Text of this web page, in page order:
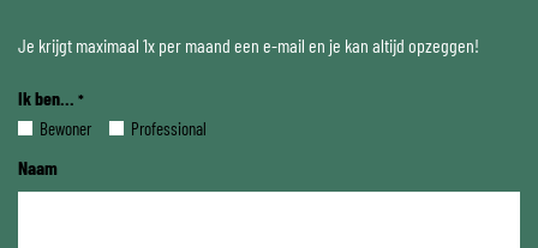
Je krijgt maximaal 1x per maand een e-mail en je kan altijd opzeggen!
Ik ben... *
Bewoner Professional
Naam